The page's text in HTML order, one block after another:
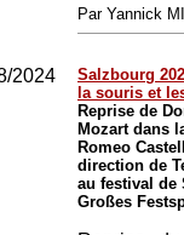
Par Yannick
2024
Salzbourg
la souris et
Reprise de
Mozart dans
Romeo
direction de
au festival de
Großes